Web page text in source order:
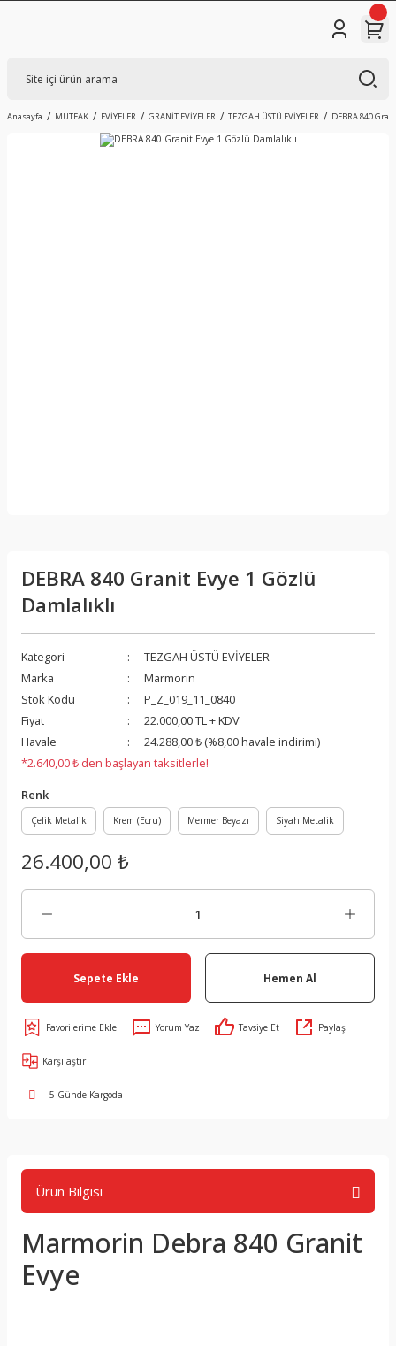
Anasayfa MUTFAK EVİYELER GRANİT EVİYELER TEZGAH ÜSTÜ EVİYELER DEBRA 840
DEBRA 840 Granit Evye 1 Gözlü
Damlalıklı
Kategori
TEZGAH ÜSTÜ EVİYELER
Marka
Marmorin
Stok Kodu
P_Z_019_11_0840
Fiyat
22.000,00 TL + KDV
Havale
24.288,00 ₺ (%8,00 havale indirimi)
*2.640,00 ₺ den başlayan taksitlerle!
Renk
Çelik Metalik Krem (Ecru) Mermer Beyazı Siyah Metalik
26.400,00 ₺
Sepete Ekle Hemen Al
Yorum Yaz Tavsiye Et Paylaş
Karşılaştır
5 Günde Kargoda
Ürün Bilgisi
Marmorin Debra 840 Granit
Evye